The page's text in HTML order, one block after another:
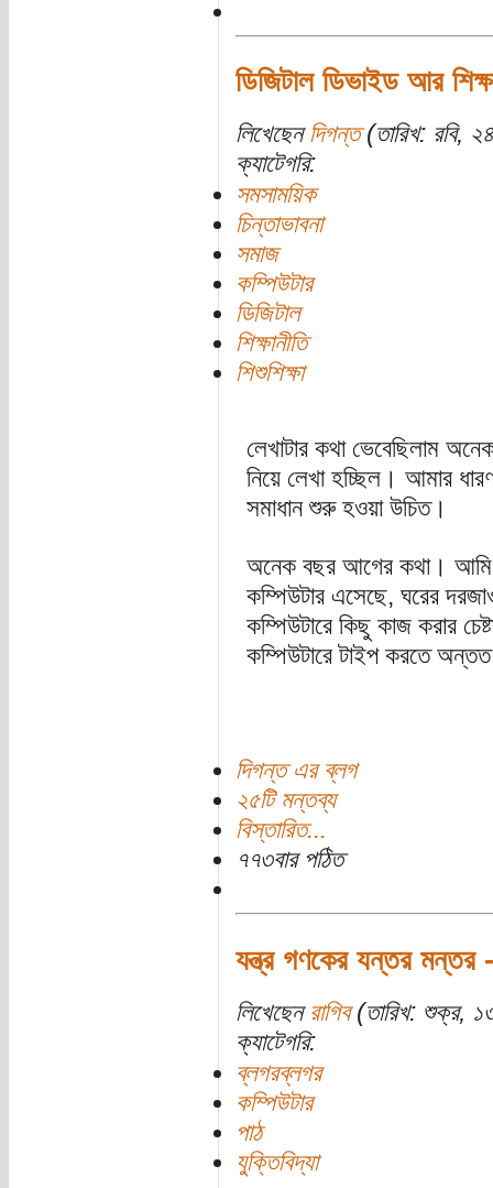
ডিজিটাল ডিভাইড আর
লিখেছেনদিগন্ত(তারিখ: রবি,
ক্যাটেগরি:
সমসাময়িক
চিন্তাভাবনা
সমাজ
কম্পিউটার
ডিজিটাল
শিক্ষানীতি
শিশুশিক্ষা
লেখাটার কথা ভেবেছিলাম
নিয়ে লেখা হচ্ছিল। আমার
সমাধান শুরু হওয়া উচিত।
অনেক বছর আগের কথা।
কম্পিউটার এসেছে, ঘরের
কম্পিউটারে কিছু কাজ করার
কম্পিউটারে টাইপ করতে
দিগন্ত এর ব্লগ
২৫টি মন্তব্য
বিস্তারিত...
৭৭৩বার পঠিত
যন্ত্র গণকের যন্তর মন্তর
লিখেছেন রাগিব(তারিখ: শুক্র,
ক্যাটেগরি:
ব্লগরব্লগর
কম্পিউটার
পাঠ
যুক্তিবিদ্যা